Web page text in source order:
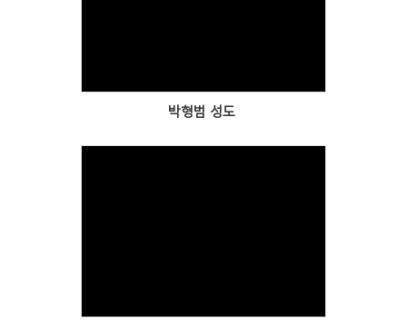
박형범 성도